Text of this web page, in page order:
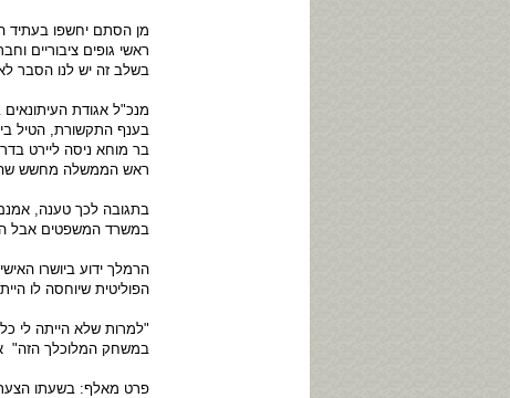
מן הסתם יחשפו בעתיד
ראשי גופים ציבוריים
בשלב זה יש לנו הסבר
מנכ"ל אגודת העיתונאים
בענף התקשורת, הטיל
בר מוחא ניסה ליירט
ראש הממשלה מחשש
בתגובה לכך טענה,
במשרד המשפטים אבל
הרמלך ידוע ביושרו
הפוליטית שיוחסה לו
"למרות שלא הייתה לי
במשחק המלוכלך הזה"
פרט מאלף: בשעתו